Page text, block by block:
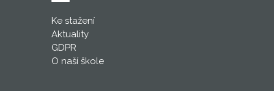
Ke stažení
Aktuality
GDPR
O naší škole